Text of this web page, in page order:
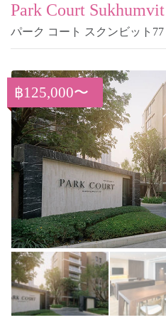
Park Court
パーク コート スクンビット77
฿125,000〜